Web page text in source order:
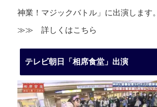
神業！マジックバトル」に出演します。
≫≫ 詳しくはこちら
テレビ朝日「相席食堂」出演